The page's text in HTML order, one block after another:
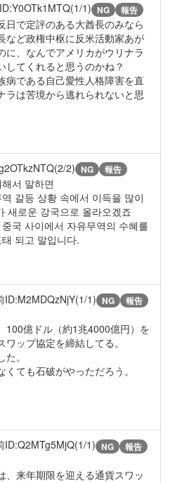
ID:Y0OTk1MTQ(1/1) NG 報告
日で定評のある大酋長のみなら
など政権中枢に反米活動家あが
に、なんでアメリカがウリナラ
してくれると思うのかね？
病である自己愛性人格障害を直
ラは苦境から逃れられないと思
2) NG 報告
서 말하면
갈등 상황 속에서 이득을 많이
새로운 강국으로 올라오겠죠
국 사이에서 자유무역의 수혜를
되고 말입니다.
ID:M2MDQzNjY(1/1) NG 報告
100億ドル（約1兆4000億円）を
ップ協定を締結してる。
。
くても石破がやっただろう。
ID:Q2MTg5MjQ(1/1) NG 報告
、来年期限を迎える通貨スワッ